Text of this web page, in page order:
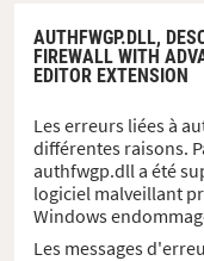
AUTHFWGP.DLL,
FIREWALL WITH
EDITOR EXTENSION
Les erreurs liées à
différentes raisons.
authfwgp.dll a été
logiciel malveillant
Windows
Les messages